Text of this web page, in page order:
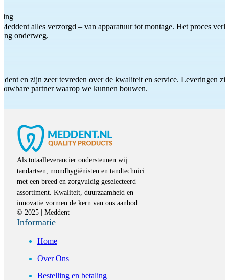
alles verzorgd – van apparatuur tot montage. Het proces
onderweg.
en zijn zeer tevreden over de kwaliteit en service. Leveringen
partner waarop we kunnen bouwen.
Als totaalleverancier ondersteunen wij
tandartsen, mondhygiënisten en tandtechnici
met een breed en zorgvuldig geselecteerd
assortiment. Kwaliteit, duurzaamheid en
innovatie vormen de kern van ons aanbod.
© 2025 | Meddent
Informatie
Home
Over Ons
Bestelling en betaling